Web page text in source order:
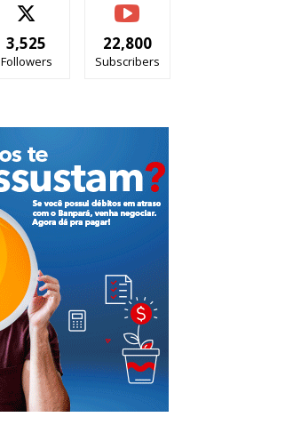
3,525
Followers
22,800
Subscribers